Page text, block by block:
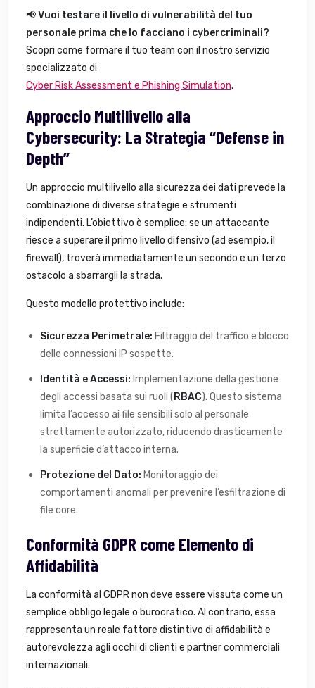
📢Vuoi testare il livello di vulnerabilità del tuo
personale prima che lo facciano i cybercriminali?
Scopri come formare il tuo team con il nostro servizio
specializzato di
Cyber Risk Assessment e Phishing Simulation.
Approccio Multilivello alla
Cybersecurity: La Strategia “Defense in
Depth”
Un approccio multilivello alla sicurezza dei dati prevede la
combinazione di diverse strategie e strumenti
indipendenti. L’obiettivo è semplice: se un attaccante
riesce a superare il primo livello difensivo (ad esempio, il
firewall), troverà immediatamente un secondo e un terzo
ostacolo a sbarrargli la strada.
Questo modello protettivo include:
Sicurezza Perimetrale: Filtraggio del traffico e blocco
delle connessioni IP sospette.
Identità e Accessi: Implementazione della gestione
degli accessi basata sui ruoli (RBAC). Questo sistema
limita l’accesso ai file sensibili solo al personale
strettamente autorizzato, riducendo drasticamente
la superficie d’attacco interna.
Protezione del Dato: Monitoraggio dei
comportamenti anomali per prevenire l’esfiltrazione di
file core.
Conformità GDPR come Elemento di
Affidabilità
La conformità al GDPR non deve essere vissuta come un
semplice obbligo legale o burocratico. Al contrario, essa
rappresenta un reale fattore distintivo di affidabilità e
autorevolezza agli occhi di clienti e partner commerciali
internazionali.